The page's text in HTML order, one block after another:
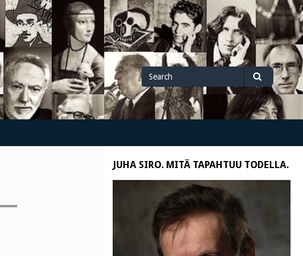
Search
for
Search
JUHA SIRO. MITÄ TAPAHTUU TODELLA.